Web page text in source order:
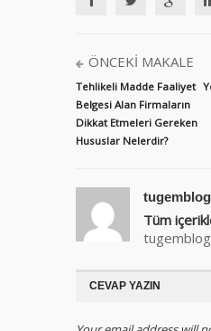
ÖNCEKI MAKALE
Tehlikeli Madde Faaliyet
Belgesi Alan Firmaların
Dikkat Etmeleri Gereken
Hususlar Nelerdir?
tugemblog
Tüm
tugemblog
CEVAP YAZIN